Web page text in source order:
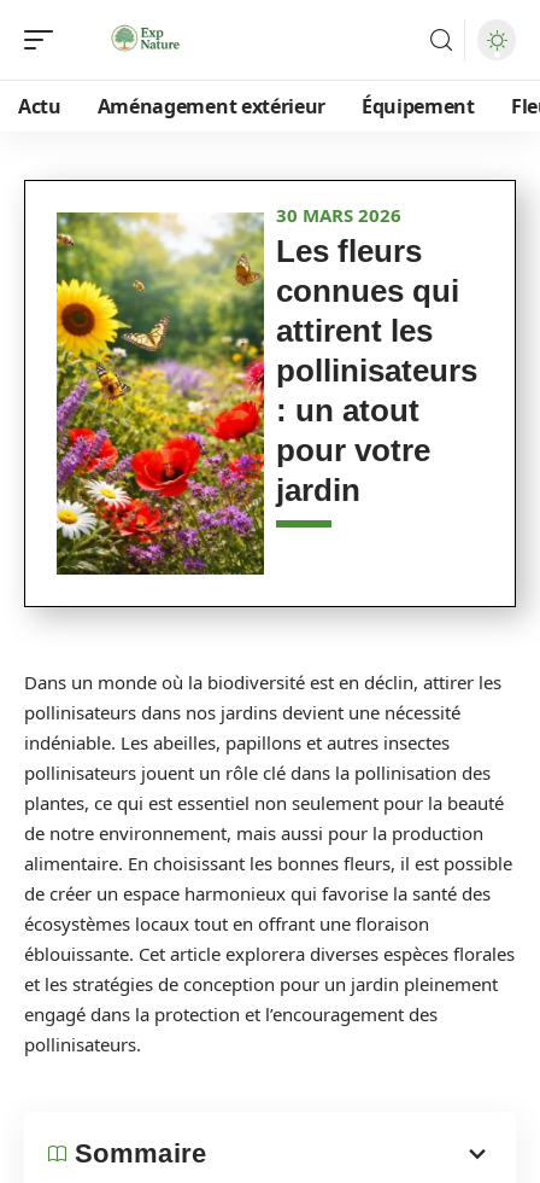
Actu Aménagement extérieur Équipement
30 MARS 2026
Les fleurs
connues qui
attirent les
pollinisateurs
: un atout
pour votre
jardin
Dans un monde où la biodiversité est en déclin, attirer les
pollinisateurs dans nos jardins devient une nécessité
indéniable. Les abeilles, papillons et autres insectes
pollinisateurs jouent un rôle clé dans la pollinisation des
plantes, ce qui est essentiel non seulement pour la beauté
de notre environnement, mais aussi pour la production
alimentaire. En choisissant les bonnes fleurs, il est possible
de créer un espace harmonieux qui favorise la santé des
écosystèmes locaux tout en offrant une floraison
éblouissante. Cet article explorera diverses espèces florales
et les stratégies de conception pour un jardin pleinement
engagé dans la protection et l’encouragement des
pollinisateurs.
Sommaire